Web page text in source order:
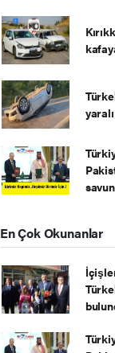
yaralı
En Çok Okunanlar